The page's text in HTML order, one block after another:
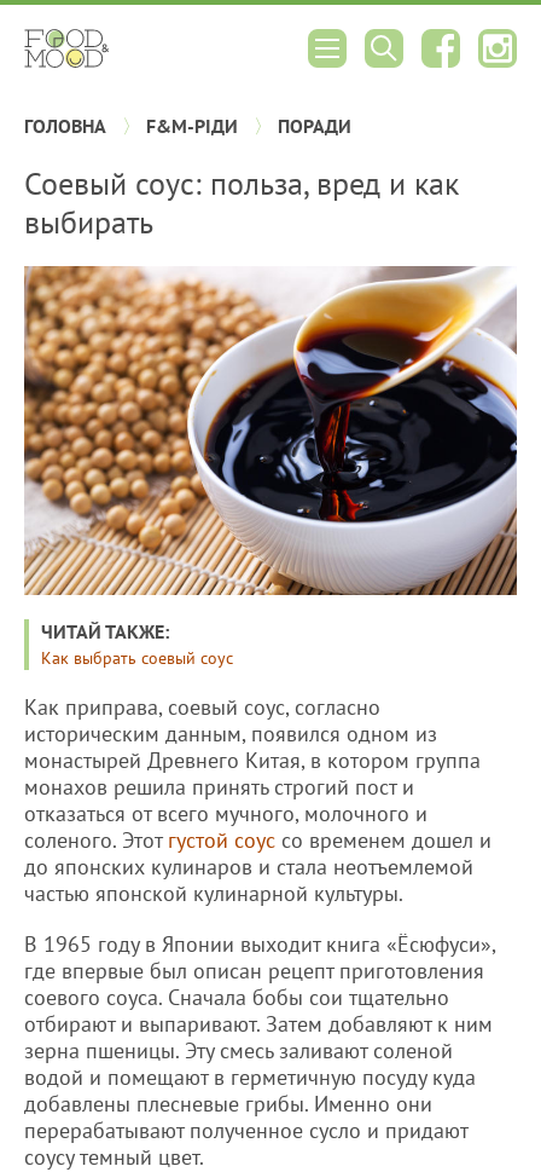
ГОЛОВНА F&M-РІДИ ПОРАДИ
Соевый соус: польза, вред и как
выбирать
ЧИТАЙ ТАКЖЕ:
Как выбрать соевый соус
Как приправа, соевый соус, согласно
историческим данным, появился одном из
монастырей Древнего Китая, в котором группа
монахов решила принять строгий пост и
отказаться от всего мучного, молочного и
соленого. Этот густой соус со временем дошел и
до японских кулинаров и стала неотъемлемой
частью японской кулинарной культуры.
В 1965 году в Японии выходит книга «Ёсюфуси»,
где впервые был описан рецепт приготовления
соевого соуса. Сначала бобы сои тщательно
отбирают и выпаривают. Затем добавляют к ним
зерна пшеницы. Эту смесь заливают соленой
водой и помещают в герметичную посуду куда
добавлены плесневые грибы. Именно они
перерабатывают полученное сусло и придают
соусу темный цвет.